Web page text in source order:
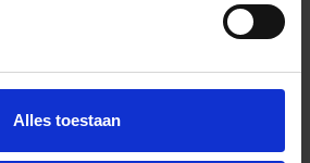
Alles toestaan